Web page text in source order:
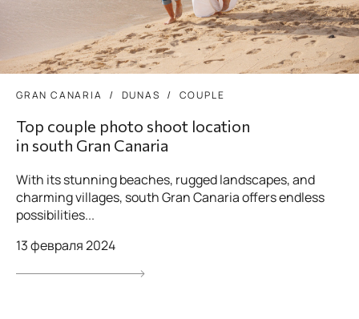
GRAN CANARIA DUNAS COUPLE
Top couple photo shoot location
in south Gran Canaria
With its stunning beaches, rugged landscapes, and
charming villages, south Gran Canaria offers endless
possibilities...
13 февраля 2024